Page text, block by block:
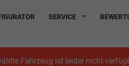
SERVICE
Fahrzeug ist leider nicht